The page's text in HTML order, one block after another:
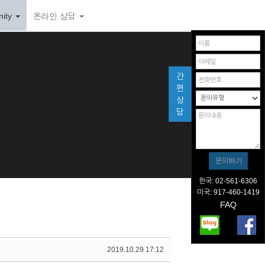
온라인 상담
2019.10.29 17:12
간
편
상
담
한국: 02-561-6306
미국: 917-460-1419
FAQ